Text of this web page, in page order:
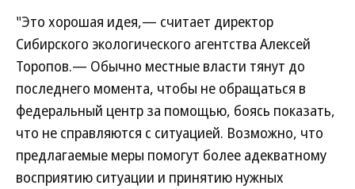
"Это хорошая идея,— считает директор
Сибирского экологического агентства Алексей
Торопов.— Обычно местные власти тянут до
последнего момента, чтобы не обращаться в
федеральный центр за помощью, боясь показать,
что не справляются с ситуацией. Возможно, что
предлагаемые меры помогут более адекватному
восприятию ситуации и принятию нужных